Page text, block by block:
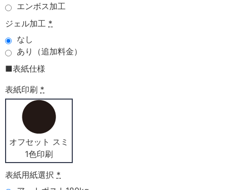
エンボス加工
ジェル加工 *
なし
あり（追加料金）
■表紙仕様
表紙印刷 *
オフセット スミ
1色印刷
表紙用紙選択 *